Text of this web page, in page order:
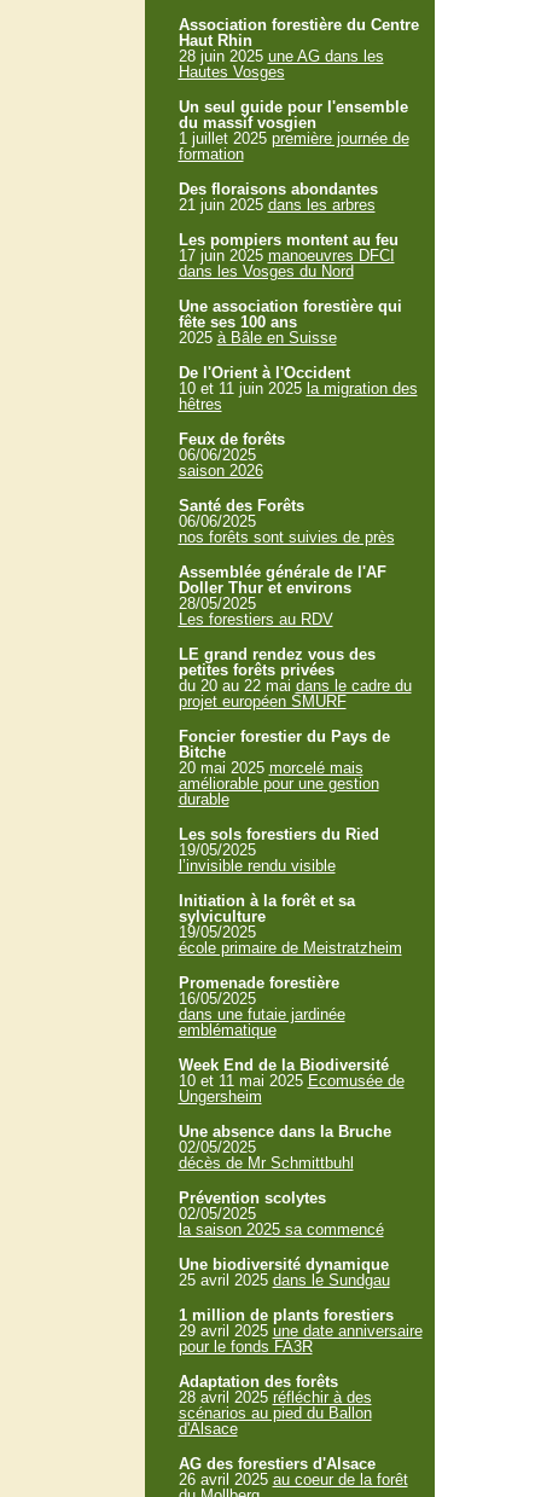
Association forestière du Centre
Haut Rhin
28 juin 2025 une AG dans les
Hautes Vosges
Un seul guide pour l'ensemble
du massif vosgien
1 juillet 2025 première journée de
formation
Des floraisons abondantes
21 juin 2025 dans les arbres
Les pompiers montent au feu
17 juin 2025 manoeuvres DFCI
dans les Vosges du Nord
Une association forestière qui
fête ses 100 ans
2025 à Bâle en Suisse
De l'Orient à l'Occident
10 et 11 juin 2025 la migration des
hêtres
Feux de forêts
06/06/2025
saison 2026
Santé des Forêts
06/06/2025
nos forêts sont suivies de près
Assemblée générale de l'AF
Doller Thur et environs
28/05/2025
Les forestiers au RDV
LE grand rendez vous des
petites forêts privées
du 20 au 22 mai dans le cadre du
projet européen SMURF
Foncier forestier du Pays de
Bitche
20 mai 2025 morcelé mais
améliorable pour une gestion
durable
Les sols forestiers du Ried
19/05/2025
l’invisible rendu visible
Initiation à la forêt et sa
sylviculture
19/05/2025
école primaire de Meistratzheim
Promenade forestière
16/05/2025
dans une futaie jardinée
emblématique
Week End de la Biodiversité
10 et 11 mai 2025 Ecomusée de
Ungersheim
Une absence dans la Bruche
02/05/2025
décès de Mr Schmittbuhl
Prévention scolytes
02/05/2025
la saison 2025 sa commencé
Une biodiversité dynamique
25 avril 2025 dans le Sundgau
1 million de plants forestiers
29 avril 2025 une date anniversaire
pour le fonds FA3R
Adaptation des forêts
28 avril 2025 réfléchir à des
scénarios au pied du Ballon
d'Alsace
AG des forestiers d'Alsace
26 avril 2025 au coeur de la forêt